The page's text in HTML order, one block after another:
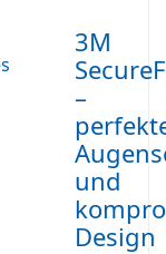
3M
–
und
Design